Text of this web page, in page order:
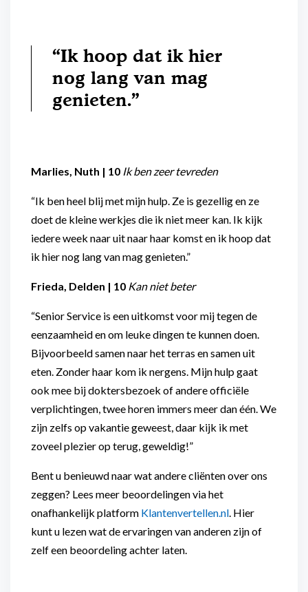
“Ik hoop dat ik hier
nog lang van mag
genieten.”
Marlies, Nuth | 10 Ik ben zeer tevreden
“Ik ben heel blij met mijn hulp. Ze is gezellig en ze
doet de kleine werkjes die ik niet meer kan. Ik kijk
iedere week naar uit naar haar komst en ik hoop dat
ik hier nog lang van mag genieten.”
Frieda, Delden | 10 Kan niet beter
“Senior Service is een uitkomst voor mij tegen de
eenzaamheid en om leuke dingen te kunnen doen.
Bijvoorbeeld samen naar het terras en samen uit
eten. Zonder haar kom ik nergens. Mijn hulp gaat
ook mee bij doktersbezoek of andere officiële
verplichtingen, twee horen immers meer dan één. We
zijn zelfs op vakantie geweest, daar kijk ik met
zoveel plezier op terug, geweldig!”
Bent u benieuwd naar wat andere cliënten over ons
zeggen? Lees meer beoordelingen via het
onafhankelijk platform Klantenvertellen.nl. Hier
kunt u lezen wat de ervaringen van anderen zijn of
zelf een beoordeling achter laten.